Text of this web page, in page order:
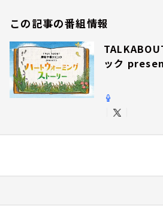
この記事の番組情報
ック